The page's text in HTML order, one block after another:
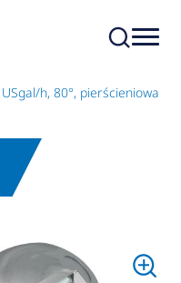
h, 80°, pierścieniowa